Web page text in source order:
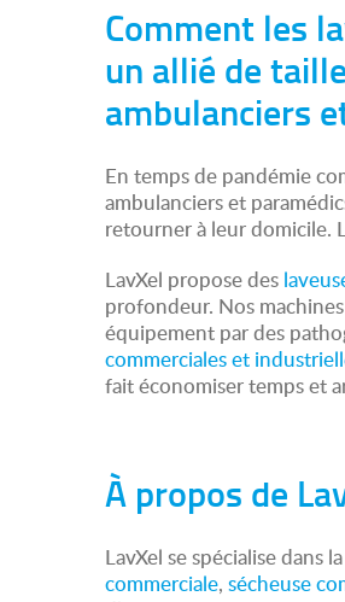
Comment les
un allié de
ambulanciers
En temps de pandémie
ambulanciers et
retourner à leur domicile.
LavXel propose des
profondeur. Nos
équipement par des
commerciales et
fait économiser temps et
À propos de
LavXel se spécialise dans
commerciale, sécheuse